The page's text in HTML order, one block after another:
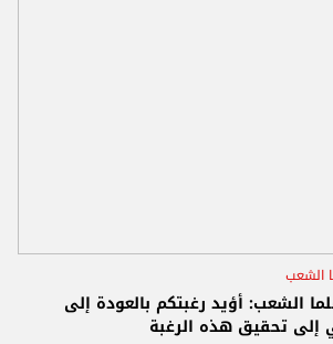
الشعب
الشعب: أؤيد رغبتكم بالعودة إلى